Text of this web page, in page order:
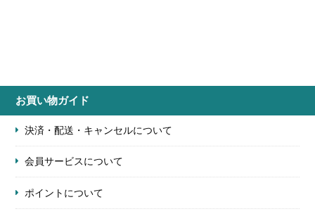
お買い物ガイド
決済・配送・キャンセルについて
会員サービスについて
ポイントについて